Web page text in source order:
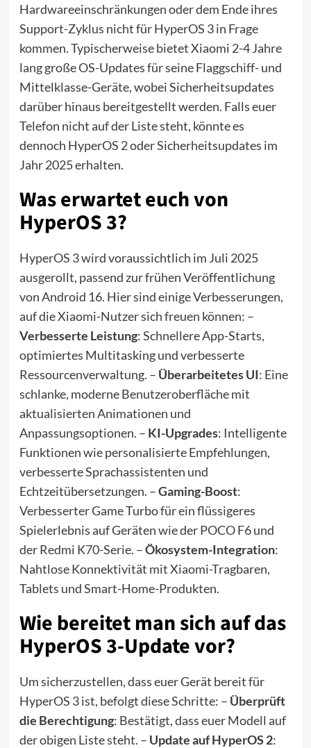
Hardwareeinschränkungen oder dem Ende ihres
Support-Zyklus nicht für HyperOS 3 in Frage
kommen. Typischerweise bietet Xiaomi 2-4 Jahre
lang große OS-Updates für seine Flaggschiff- und
Mittelklasse-Geräte, wobei Sicherheitsupdates
darüber hinaus bereitgestellt werden. Falls euer
Telefon nicht auf der Liste steht, könnte es
dennoch HyperOS 2 oder Sicherheitsupdates im
Jahr 2025 erhalten.
Was erwartet euch von
HyperOS 3?
HyperOS 3 wird voraussichtlich im Juli 2025
ausgerollt, passend zur frühen Veröffentlichung
von Android 16. Hier sind einige Verbesserungen,
auf die Xiaomi-Nutzer sich freuen können: –
Verbesserte Leistung: Schnellere App-Starts,
optimiertes Multitasking und verbesserte
Ressourcenverwaltung. – Überarbeitetes UI: Eine
schlanke, moderne Benutzeroberfläche mit
aktualisierten Animationen und
Anpassungsoptionen. – KI-Upgrades: Intelligente
Funktionen wie personalisierte Empfehlungen,
verbesserte Sprachassistenten und
Echtzeitübersetzungen. –Gaming-Boost:
Verbesserter Game Turbo für ein flüssigeres
Spielerlebnis auf Geräten wie der POCO F6 und
der Redmi K70-Serie. –Ökosystem-Integration:
Nahtlose Konnektivität mit Xiaomi-Tragbaren,
Tablets und Smart-Home-Produkten.
Wie bereitet man sich auf das
HyperOS 3-Update vor?
Um sicherzustellen, dass euer Gerät bereit für
HyperOS 3 ist, befolgt diese Schritte: – Überprüft
die Berechtigung: Bestätigt, dass euer Modell auf
der obigen Liste steht. – Update auf HyperOS 2: